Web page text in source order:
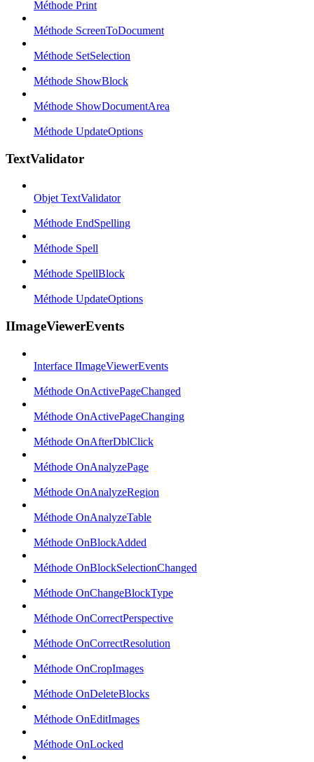
Méthode Print
Méthode ScreenToDocument
Méthode SetSelection
Méthode ShowBlock
Méthode ShowDocumentArea
Méthode UpdateOptions
TextValidator
Objet TextValidator
Méthode EndSpelling
Méthode Spell
Méthode SpellBlock
Méthode UpdateOptions
IImageViewerEvents
Interface IImageViewerEvents
Méthode OnActivePageChanged
Méthode OnActivePageChanging
Méthode OnAfterDblClick
Méthode OnAnalyzePage
Méthode OnAnalyzeRegion
Méthode OnAnalyzeTable
Méthode OnBlockAdded
Méthode OnBlockSelectionChanged
Méthode OnChangeBlockType
Méthode OnCorrectPerspective
Méthode OnCorrectResolution
Méthode OnCropImages
Méthode OnDeleteBlocks
Méthode OnEditImages
Méthode OnLocked